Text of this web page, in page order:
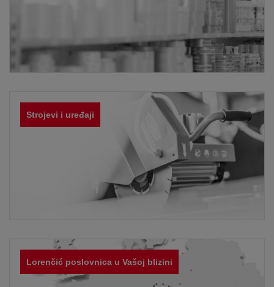
Strojevi i uređaji
Lorenčić poslovnica u Vašoj blizini